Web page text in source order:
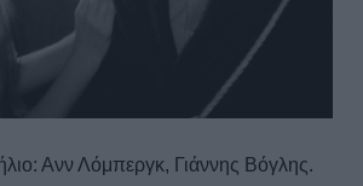
Ανν Λόμπεργκ, Γιάννης Βόγλης.